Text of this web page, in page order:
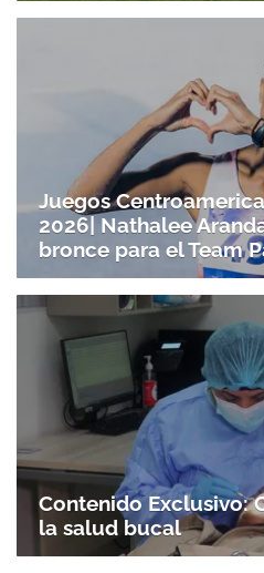
Juegos
2026| Nathalee
bronce para el Team
Contenido Exclusivo:
la salud bucal